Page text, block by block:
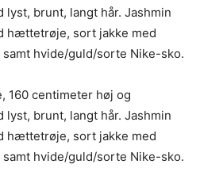
lyst, brunt, langt hår. Jashmin
hættetrøje, sort jakke med
hvide/guld/sorte Nike-sko.
160 centimeter høj og
lyst, brunt, langt hår. Jashmin
hættetrøje, sort jakke med
hvide/guld/sorte Nike-sko.